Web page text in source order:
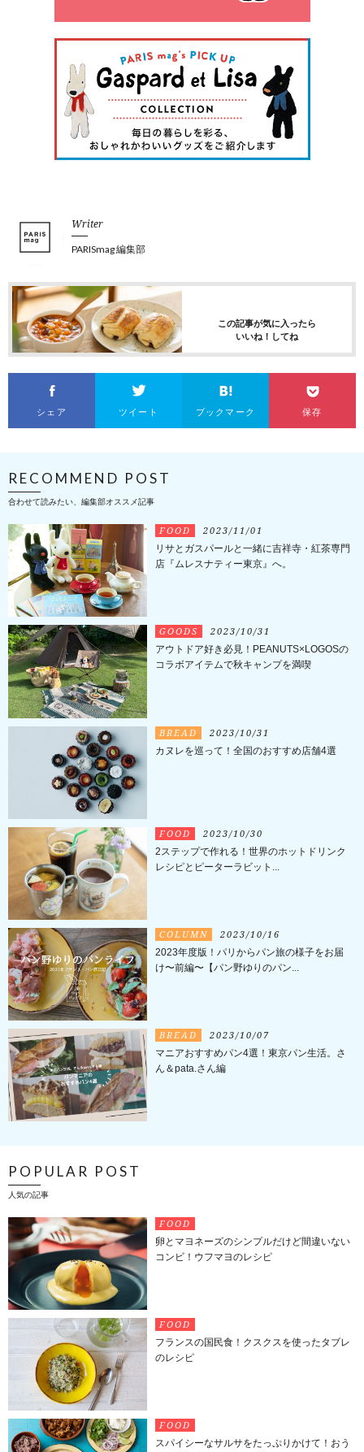
Writer
PARISmag 編集部
この記事が気に入ったら
いいね！してね
シェア ツイート ブックマーク 保存
RECOMMEND POST
合わせて読みたい、編集部オススメ記事
FOOD 2023/11/01
リサとガスパールと一緒に吉祥寺・紅茶専門
店『ムレスナティー東京』へ。
GOODS 2023/10/31
アウトドア好き必見！PEANUTS×LOGOSの
コラボアイテムで秋キャンプを満喫
BREAD 2023/10/31
カヌレを巡って！全国のおすすめ店舗4選
FOOD 2023/10/30
2ステップで作れる！世界のホットドリンク
レシピとピーターラビット...
COLUMN 2023/10/16
2023年度版！パリからパン旅の様子をお届
け〜前編〜【パン野ゆりのパン...
BREAD 2023/10/07
マニアおすすめパン4選！東京パン生活。さ
ん＆pata.さん編
POPULAR POST
人気の記事
FOOD
卵とマヨネーズのシンプルだけど間違いない
コンビ！ウフマヨのレシピ
FOOD
フランスの国民食！クスクスを使ったタブレ
のレシピ
FOOD
スパイシーなサルサをたっぷりかけて！おう